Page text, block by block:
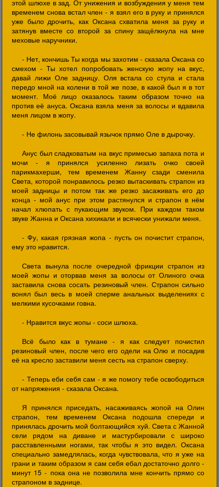
этой шлюхе в зад. От унижения и возбуждения у меня тем
временем снова встал член - я взял его в руку и принялся
уже было дрочить, как Оксана схватила меня за руку и
затянув вместе со второй за спину защёлкнула на мне
меховые наручники.
- Нет, кончишь Ты когда мы захотим - сказала Оксана со
смехом - Ты хотел попробовать женскую жопу на вкус,
давай лижи Оле задницу. Оля встала со стула и стала
передо мной на колени в той же позе, в какой был я в тот
момент. Моё лицо оказалось таким образом точно на
против её ануса. Оксана взяла меня за волосы и вдавила
меня лицом в жопу.
- Не филонь засовывай язычок прямо Оле в дырочку.
Анус был сладковатым на вкус примесью запаха пота и
мочи - я принялся усиленно лизать очко своей
парикмахерши, тем временем Жанну сзади сменила
Света, которой понравилось резко вытаскивать страпон из
моей задницы и потом так же резко засаживать его до
конца - мой анус при этом растянулся и страпон в нём
начал хлюпать с пукающим звуком. При каждом таком
звуке Жанна и Оксана хихикали и всячески унижали меня.
- Фу, какая грязная жопа - пусть он почистит страпон,
ему это нравится.
Света вынула после очередной фрикции страпон из
моей жопы и оторвав меня за волосы от Олиного очка
заставила снова сосать резиновый член. Страпон сильно
вонял был весь в моей сперме анальных выделениях с
мелкими кусочками говна.
- Нравится вкус жопы - соси шлюха.
Всё было как в тумане - я как следует почистил
резиновый член, после чего его одели на Олю и посадив
её на кресло заставили меня сесть на страпон сверху.
- Теперь еби себя сам - я же помогу тебе освободиться
от напряжения - сказала Оксана.
Я принялся приседать, насаживаясь жопой на Олин
страпон, тем временем Оксана подошла спереди и
принялась дрочить мой болтающийся хуй. Света с Жанной
сели рядом на диване и мастурбировали с широко
расставленными ногами, так чтобы я это видел. Оксана
специально замедлялась, когда чувствовала, что я уже на
грани и таким образом я сам себя ебал достаточно долго -
минут 15 - пока она не позволила мне кончить прямо со
страпоном в заднице.